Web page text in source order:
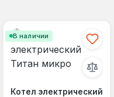
В наличии
Котел электрический